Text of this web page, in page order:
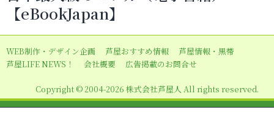
シ
ョ
ン
【eBookJapan】
WEB制作・デザイン企画 芦屋おすすめ情報
芦屋情報・黒帯
芦屋LIFE NEWS！
会社概要 広告掲載のお問合せ
Copyright © 2004-2026 株式会社芦屋人 All rights reserved.